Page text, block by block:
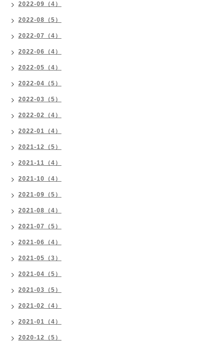
2022-09（4）
2022-08（5）
2022-07（4）
2022-06（4）
2022-05（4）
2022-04（5）
2022-03（5）
2022-02（4）
2022-01（4）
2021-12（5）
2021-11（4）
2021-10（4）
2021-09（5）
2021-08（4）
2021-07（5）
2021-06（4）
2021-05（3）
2021-04（5）
2021-03（5）
2021-02（4）
2021-01（4）
2020-12（5）